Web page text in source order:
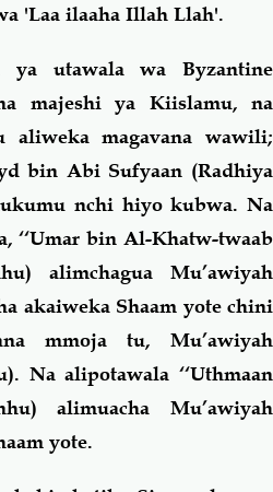
'Laa ilaaha Illah Llah'.
utawala wa Byzantine
majeshi ya Kiislamu, na
aliweka magavana wawili;
bin Abi Sufyaan (Radhiya
nchi hiyo kubwa. Na
‘‘Umar bin Al-Khatw-twaab
alimchagua Mu’awiyah
akaiweka Shaam yote chini
mmoja tu, Mu’awiyah
Na alipotawala ‘‘Uthmaan
alimuacha Mu’awiyah
yote.